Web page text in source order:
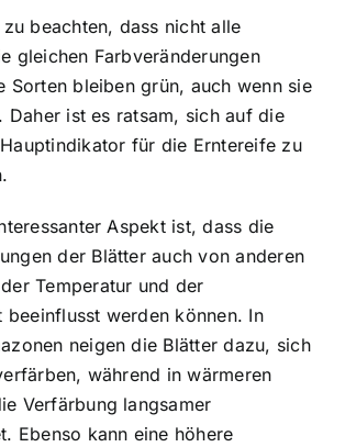
beachten, dass nicht alle
gleichen Farbveränderungen
Sorten bleiben grün, auch wenn sie
Daher ist es ratsam, sich auf die
für die Erntereife zu
Aspekt ist, dass die
der Blätter auch von anderen
Temperatur und der
beeinflusst werden können. In
neigen die Blätter dazu, sich
während in wärmeren
Verfärbung langsamer
Ebenso kann eine höhere